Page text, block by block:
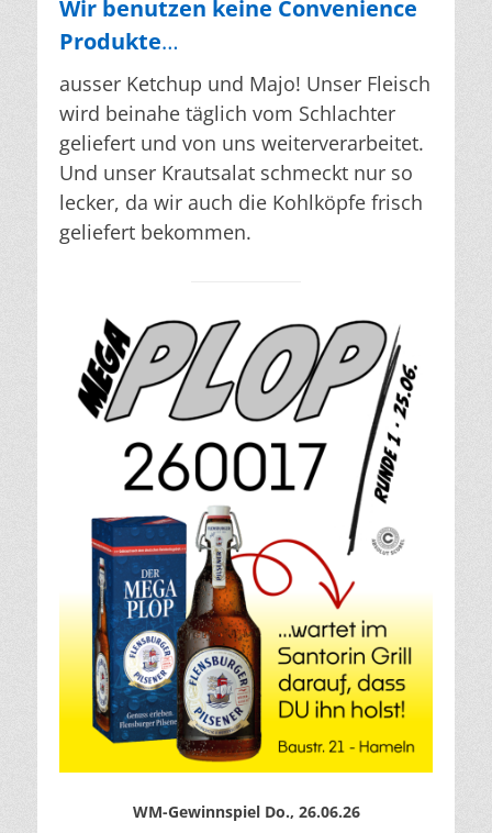
Wir benutzen keine Convenience
Produkte…
ausser Ketchup und Majo! Unser Fleisch
wird beinahe täglich vom Schlachter
geliefert und von uns weiterverarbeitet.
Und unser Krautsalat schmeckt nur so
lecker, da wir auch die Kohlköpfe frisch
geliefert bekommen.
WM-Gewinnspiel Do., 26.06.26